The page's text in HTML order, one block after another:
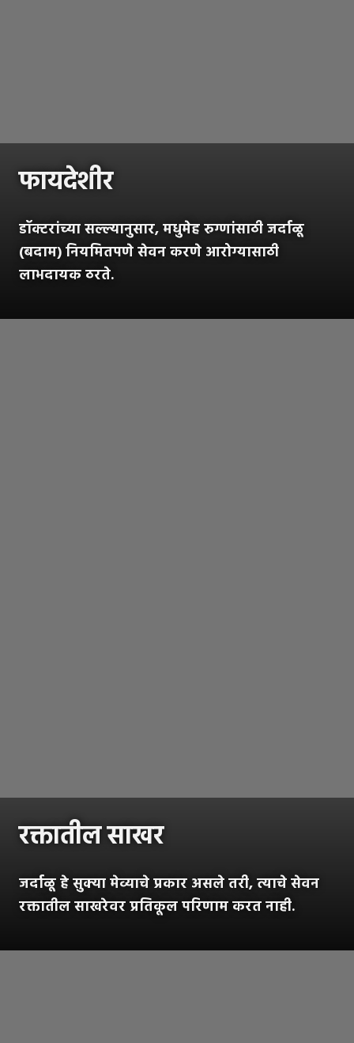
फायदेशीर
डॉक्टरांच्या सल्ल्यानुसार, मधुमेह रुग्णांसाठी जर्दाळू
(बदाम) नियमितपणे सेवन करणे आरोग्यासाठी
लाभदायक ठरते.
रक्तातील साखर
जर्दाळू हे सुक्या मेव्याचे प्रकार असले तरी, त्याचे सेवन
रक्तातील साखरेवर प्रतिकूल परिणाम करत नाही.